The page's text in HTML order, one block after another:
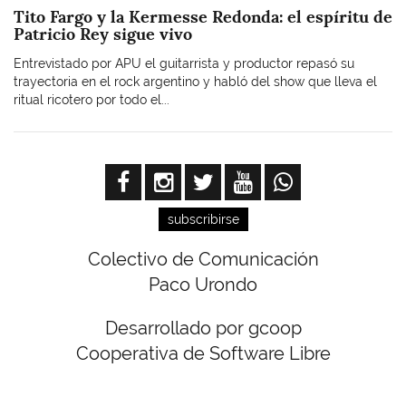
Tito Fargo y la Kermesse Redonda: el espíritu de
Patricio Rey sigue vivo
Entrevistado por APU el guitarrista y productor repasó su
trayectoria en el rock argentino y habló del show que lleva el
ritual ricotero por todo el...
subscribirse
Colectivo de Comunicación
Paco Urondo
Desarrollado por gcoop
Cooperativa de Software Libre